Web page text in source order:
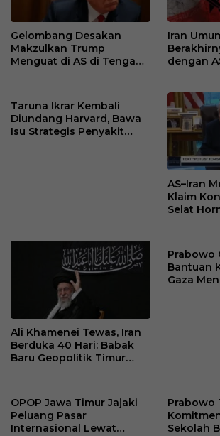
Gelombang Desakan
Makzulkan Trump
Menguat di AS di Tengah
Iran
dengan
Taruna Ikrar Kembali
Diundang Harvard, Bawa
Isu Strategis Penyakit
AS–Iran
Klaim
Selat
Ali Khamenei Tewas, Iran
Berduka 40 Hari: Babak
Baru Geopolitik Timur
Prabowo
Bantuan
Gaza
OPOP Jawa Timur Jajaki
Peluang Pasar
Internasional Lewat
Prabowo
Sekolah